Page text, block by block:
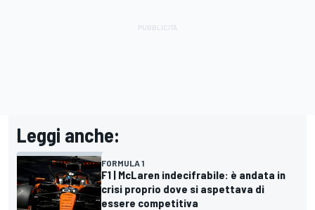
Leggi anche:
FORMULA 1
F1 | McLaren indecifrabile: è andata in
crisi proprio dove si aspettava di
essere competitiva